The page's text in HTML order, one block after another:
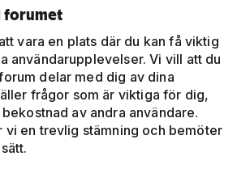
forumet
vara en plats där du kan få viktig
användarupplevelser. Vi vill att du
delar med dig av dina
frågor som är viktiga för dig,
av andra användare.
vi en trevlig stämning och bemöter